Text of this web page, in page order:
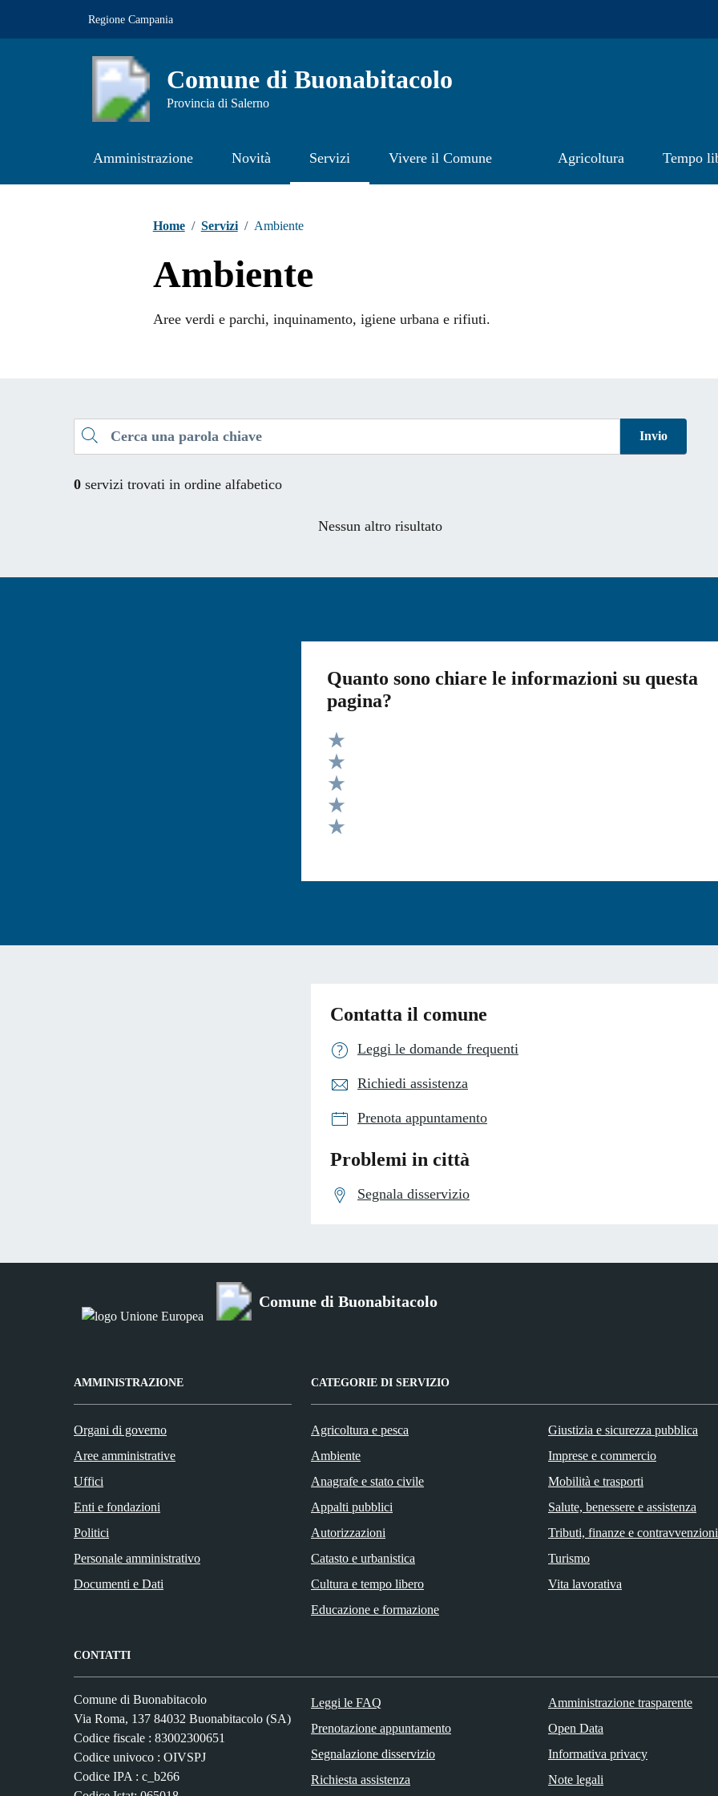
Regione Campania
Comune di Buonabitacolo
Provincia di Salerno
Amministrazione Novità Servizi Vivere il Comune Agricoltura Tempo
Home / Servizi / Ambiente
Ambiente
Aree verdi e parchi, inquinamento, igiene urbana e rifiuti.
Cerca una parola chiave Invio
0 servizi trovati in ordine alfabetico
Nessun altro risultato
Quanto sono chiare le informazioni su questa
pagina?
Valuta 5 stelle su 5
Valuta 4 stelle su 5
Valuta 3 stelle su 5
Valuta 2 stelle su 5
Contatta il comune
Leggi le domande frequenti
Richiedi assistenza
Prenota appuntamento
Problemi in città
Segnala disservizio
Comune di Buonabitacolo
AMMINISTRAZIONE
Organi di governo
Aree amministrative
Uffici
Enti e fondazioni
Politici
Personale amministrativo
Documenti e Dati
CATEGORIE DI SERVIZIO
Agricoltura e pesca
Ambiente
Anagrafe e stato civile
Appalti pubblici
Autorizzazioni
Catasto e urbanistica
Cultura e tempo libero
Educazione e formazione
Giustizia e sicurezza pubblica
Imprese e commercio
Mobilità e trasporti
Salute, benessere e assistenza
Tributi, finanze e contravvenzioni
Turismo
Vita lavorativa
CONTATTI
Comune di Buonabitacolo
Via Roma, 137 84032 Buonabitacolo (SA)
Codice fiscale : 83002300651
Codice univoco : OIVSPJ
Codice IPA : c_b266
Leggi le FAQ
Prenotazione appuntamento
Segnalazione disservizio
Richiesta assistenza
Amministrazione trasparente
Open Data
Informativa privacy
Note legali